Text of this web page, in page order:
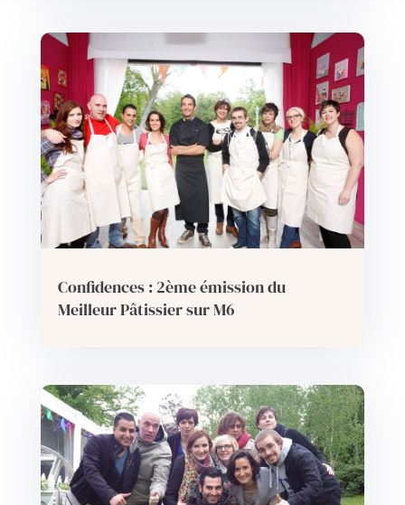
Confidences : 2ème émission du
Meilleur Pâtissier sur M6